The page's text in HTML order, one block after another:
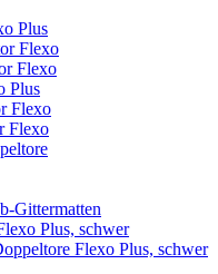
Plus
Flexo
Flexo
Plus
Flexo
Flexo
Gittermatten
Plus, schwer
Flexo Plus, schwer